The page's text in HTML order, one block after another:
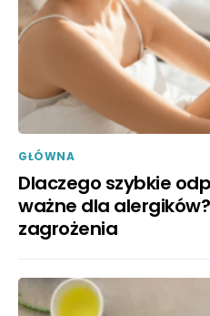
GŁÓWNA
Dlaczego szybkie
ważne dla
zagrożenia